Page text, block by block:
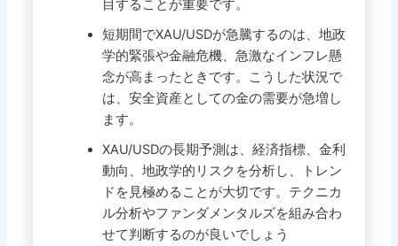
目することが重要です。
短期間でXAU/USDが急騰するのは、地政
学的緊張や金融危機、急激なインフレ懸
念が高まったときです。こうした状況で
は、安全資産としての金の需要が急増し
ます。
XAU/USDの長期予測は、経済指標、金利
動向、地政学的リスクを分析し、トレン
ドを見極めることが大切です。テクニカ
ル分析やファンダメンタルズを組み合わ
せて判断するのが良いでしょう